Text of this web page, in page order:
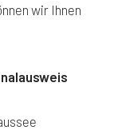
wir Ihnen